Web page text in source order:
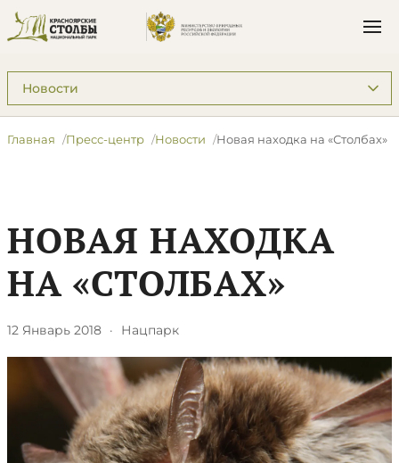
Подразделы: Пресс-центр
Главная Пресс-центр Новости Новая находка на «Столбах»
НОВАЯ НАХОДКА
НА «СТОЛБАХ»
12 Январь 2018 · Нацпарк